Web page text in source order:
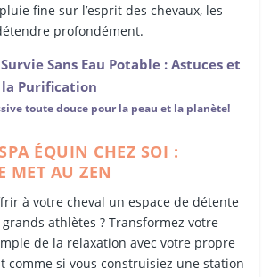
fine sur l’esprit des chevaux, les
profondément.
Sans Eau Potable : Astuces et
la Purification
toute douce pour la peau et la planète!
ÉQUIN CHEZ SOI :
MET AU ZEN
à votre cheval un espace de détente
athlètes ? Transformez votre
de la relaxation avec votre propre
comme si vous construisiez une station